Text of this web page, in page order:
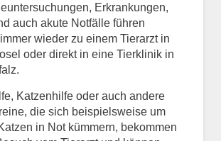
Erkrankungen,
auch akute Notfälle führen
wieder zu einem Tierarzt in
oder direkt in eine Tierklinik in
Katzenhilfe oder auch andere
die sich beispielsweise um
in Not kümmern, bekommen